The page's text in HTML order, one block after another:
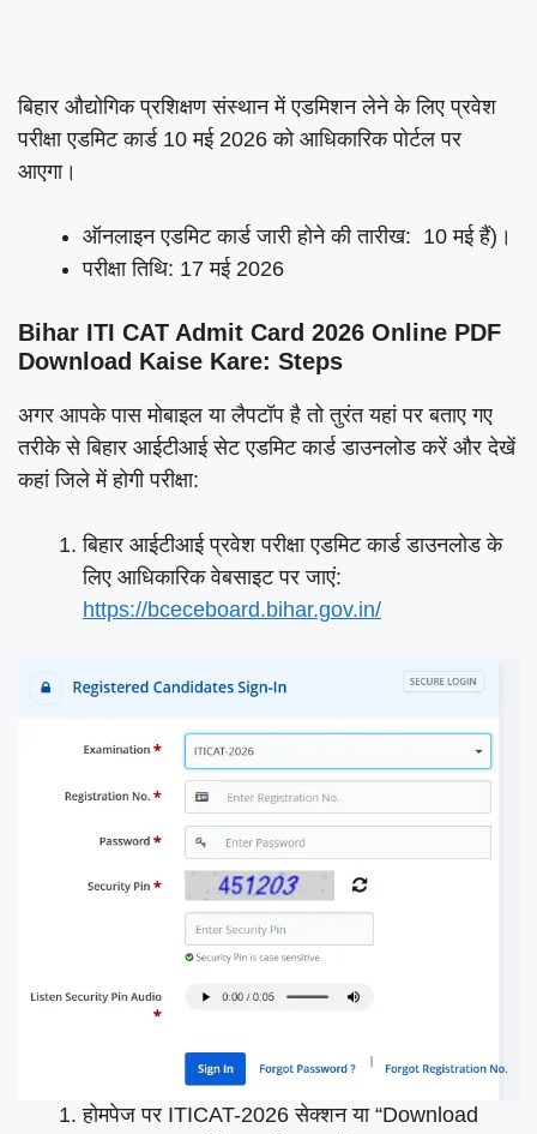
बिहार औद्योगिक प्रशिक्षण संस्थान में एडमिशन लेने के लिए प्रवेश
परीक्षा एडमिट कार्ड 10 मई 2026 को आधिकारिक पोर्टल पर
आएगा।
ऑनलाइन एडमिट कार्ड जारी होने की तारीख: 10 मई हैं)।
परीक्षा तिथि: 17 मई 2026
Bihar ITI CAT Admit Card 2026 Online PDF
Download Kaise Kare: Steps
अगर आपके पास मोबाइल या लैपटॉप है तो तुरंत यहां पर बताए गए
तरीके से बिहार आईटीआई सेट एडमिट कार्ड डाउनलोड करें और देखें
कहां जिले में होगी परीक्षा:
बिहार आईटीआई प्रवेश परीक्षा एडमिट कार्ड डाउनलोड के
लिए आधिकारिक वेबसाइट पर जाएं:
https://bceceboard.bihar.gov.in/
होमपेज पर ITICAT-2026 सेक्शन या “Download